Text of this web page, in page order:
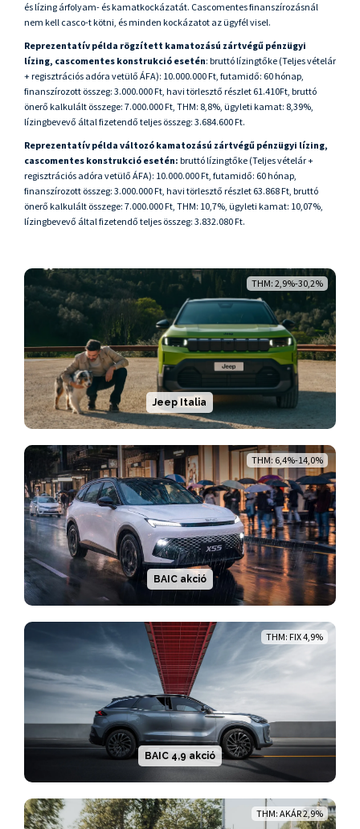
és lízing árfolyam- és kamatkockázatát. Cascomentes finanszírozásnál
nem kell casco-t kötni, és minden kockázatot az ügyfél visel.
Reprezentatív példa rögzített kamatozású zártvégű pénzügyi
lízing, cascomentes konstrukció esetén: bruttó lízingtőke (Teljes vételár
+ regisztrációs adóra vetülő ÁFA): 10.000.000 Ft, futamidő: 60 hónap,
finanszírozott összeg: 3.000.000 Ft, havi törlesztő részlet 61.410Ft, bruttó
önerő kalkulált összege: 7.000.000 Ft, THM: 8,8%, ügyleti kamat: 8,39%,
lízingbevevő által fizetendő teljes összeg: 3.684.600 Ft.
Reprezentatív példa változó kamatozású zártvégű pénzügyi lízing,
cascomentes konstrukció esetén: bruttó lízingtőke (Teljes vételár +
regisztrációs adóra vetülő ÁFA): 10.000.000 Ft, futamidő: 60 hónap,
finanszírozott összeg: 3.000.000 Ft, havi törlesztő részlet 63.868 Ft, bruttó
önerő kalkulált összege: 7.000.000 Ft, THM: 10,7%, ügyleti kamat: 10,07%,
lízingbevevő által fizetendő teljes összeg: 3.832.080 Ft.
THM: 2,9%-30,2%
Jeep Italia
THM: 6,4%-14,0%
BAIC akció
THM: FIX 4,9%
BAIC 4,9 akció
THM: AKÁR 2,9%